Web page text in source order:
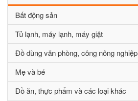
Bất động sản
Tủ lạnh, máy lạnh, máy giặt
Đồ dùng văn phòng, công nông nghiệp
Mẹ và bé
Đồ ăn, thực phẩm và các loại khác